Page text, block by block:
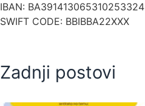
IBAN: BA391413065310253324
SWIFT CODE: BBIBBA22XXX
Zadnji postovi